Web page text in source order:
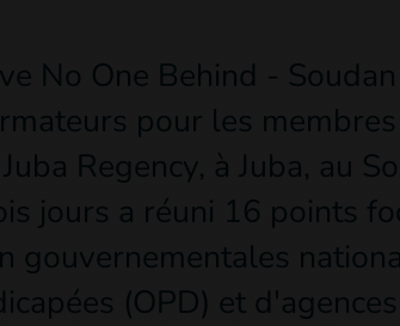
No One Behind -
pour les
Regency, à Juba, au
jours a réuni 16 points
gouvernementales
(OPD) et